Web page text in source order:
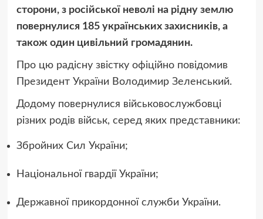
сторони, з російської неволі на рідну землю
повернулися 185 українських захисників, а
також один цивільний громадянин.
Про цю радісну звістку офіційно повідомив
Президент України Володимир Зеленський.
Додому повернулися військовослужбовці
різних родів військ, серед яких представники:
Збройних Сил України;
Національної гвардії України;
Державної прикордонної служби України.